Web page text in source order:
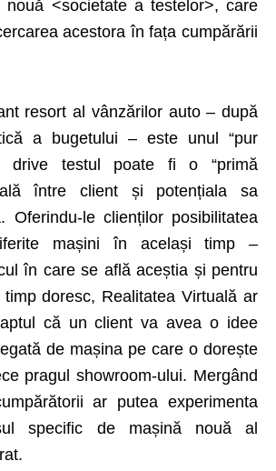
nouă <societate a testelor>, care
acestora în fața cumpărării
resort al vânzărilor auto – după
a bugetului – este unul “pur
drive testul poate fi o “primă
între client și potențiala sa
Oferindu-le clienților posibilitatea
mașini în același timp –
în care se află aceștia și pentru
doresc, Realitatea Virtuală ar
că un client va avea o idee
de mașina pe care o dorește
pragul showroom-ului. Mergând
ar putea experimenta
specific de mașină nouă al